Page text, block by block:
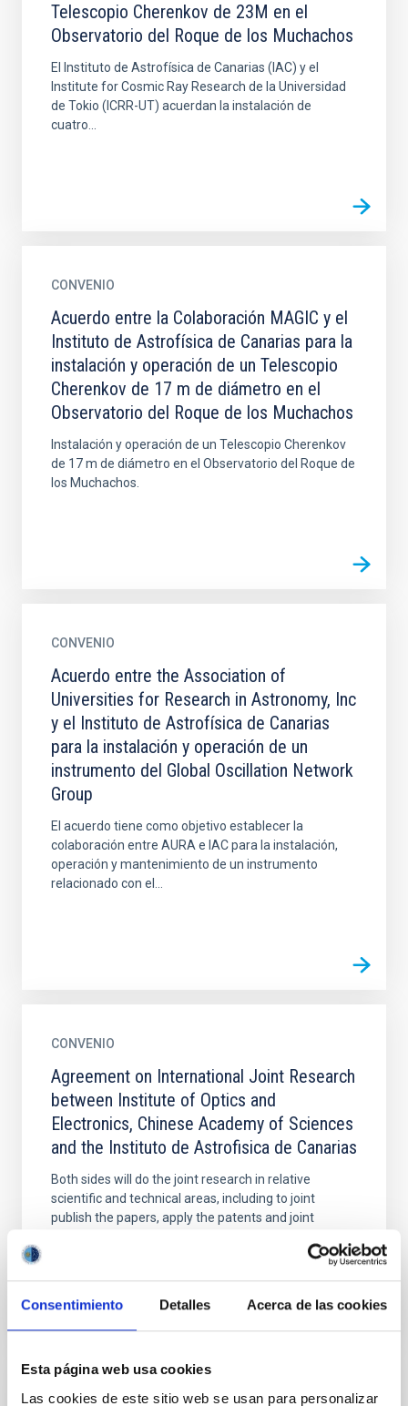
Consentimiento Detalles Acerca de las cookies
Esta página web usa cookies
Las cookies de este sitio web se usan para personalizar
Telescopio Cherenkov de 23M en el
Observatorio del Roque de los Muchachos
El Instituto de Astrofísica de Canarias (IAC) y el
Institute for Cosmic Ray Research de la Universidad
de Tokio (ICRR-UT) acuerdan la instalación de
cuatro...
CONVENIO
Acuerdo entre la Colaboración MAGIC y el
Instituto de Astrofísica de Canarias para la
instalación y operación de un Telescopio
Cherenkov de 17 m de diámetro en el
Observatorio del Roque de los Muchachos
Instalación y operación de un Telescopio Cherenkov
de 17 m de diámetro en el Observatorio del Roque de
los Muchachos.
CONVENIO
Acuerdo entre the Association of
Universities for Research in Astronomy, Inc
y el Instituto de Astrofísica de Canarias
para la instalación y operación de un
instrumento del Global Oscillation Network
Group
El acuerdo tiene como objetivo establecer la
colaboración entre AURA e IAC para la instalación,
operación y mantenimiento de un instrumento
relacionado con el...
CONVENIO
Agreement on International Joint Research
between Institute of Optics and
Electronics, Chinese Academy of Sciences
and the Instituto de Astrofisica de Canarias
Both sides will do the joint research in relative
scientific and technical areas, including to joint
publish the papers, apply the patents and joint
CONVENIO